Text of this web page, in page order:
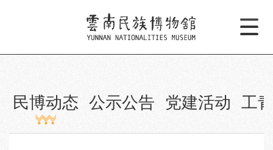
民博动态 公示公告 党建活动 工